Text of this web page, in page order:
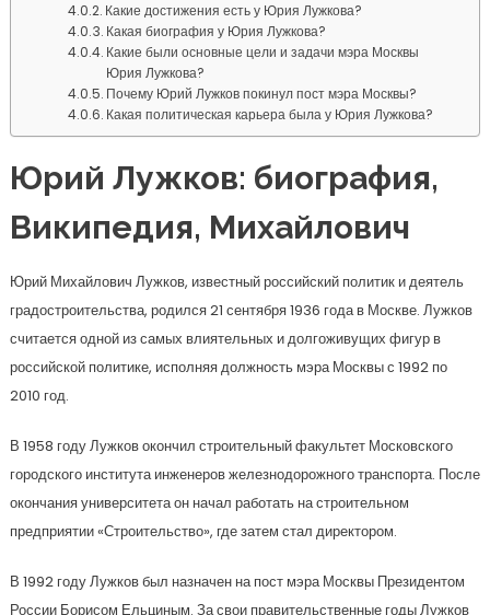
Какие достижения есть у Юрия Лужкова?
Какая биография у Юрия Лужкова?
Какие были основные цели и задачи мэра Москвы
Юрия Лужкова?
Почему Юрий Лужков покинул пост мэра Москвы?
Какая политическая карьера была у Юрия Лужкова?
Юрий Лужков: биография,
Википедия, Михайлович
Юрий Михайлович Лужков, известный российский политик и деятель
градостроительства, родился 21 сентября 1936 года в Москве. Лужков
считается одной из самых влиятельных и долгоживущих фигур в
российской политике, исполняя должность мэра Москвы с 1992 по
2010 год.
В 1958 году Лужков окончил строительный факультет Московского
городского института инженеров железнодорожного транспорта. После
окончания университета он начал работать на строительном
предприятии «Строительство», где затем стал директором.
В 1992 году Лужков был назначен на пост мэра Москвы Президентом
России Борисом Ельциным. За свои правительственные годы Лужков